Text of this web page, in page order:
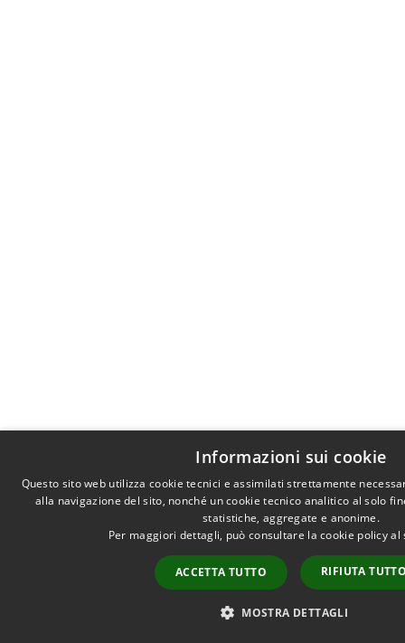
Informazioni sui cookie
Questo sito web utilizza cookie tecnici e assimilati strettamente
alla navigazione del sito, nonché un cookie tecnico analitico al solo
statistiche, aggregate e anonime.
Per maggiori dettagli, può consultare la cookie policy
ACCETTA TUTTO RIFIUTA
MOSTRA DETTAGLI